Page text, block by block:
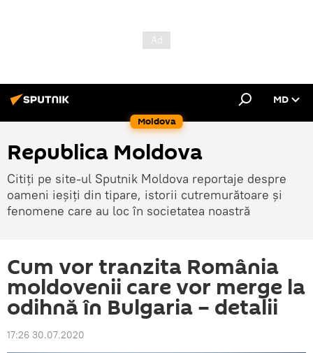
Moldova
MD
Republica Moldova
Citiți pe site-ul Sputnik Moldova reportaje despre
oameni ieșiți din tipare, istorii cutremurătoare și
fenomene care au loc în societatea noastră
Cum vor tranzita România
moldovenii care vor merge la
odihnă în Bulgaria – detalii
17:26 30.07.2020